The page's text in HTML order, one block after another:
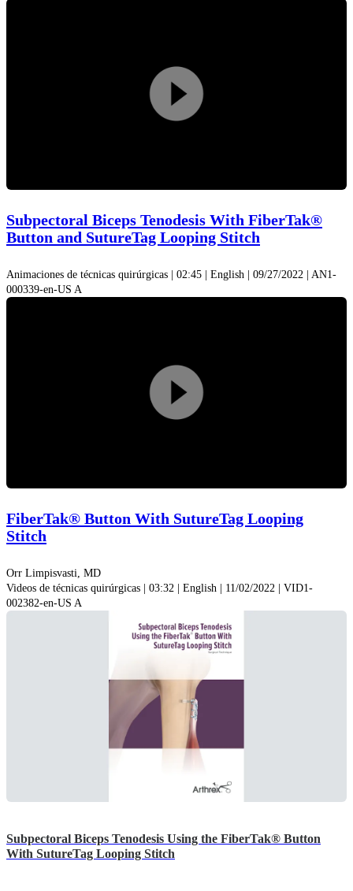
Play
Video
Subpectoral Biceps Tenodesis With FiberTak®
Button and SutureTag Looping Stitch
Animaciones de técnicas quirúrgicas | 02:45 | English | 09/27/2022 | AN1-
000339-en-US A
Play
Video
FiberTak® Button With SutureTag Looping
Stitch
Orr Limpisvasti, MD
Videos de técnicas quirúrgicas | 03:32 | English | 11/02/2022 | VID1-
002382-en-US A
Subpectoral Biceps Tenodesis Using the FiberTak® Button
With SutureTag Looping Stitch